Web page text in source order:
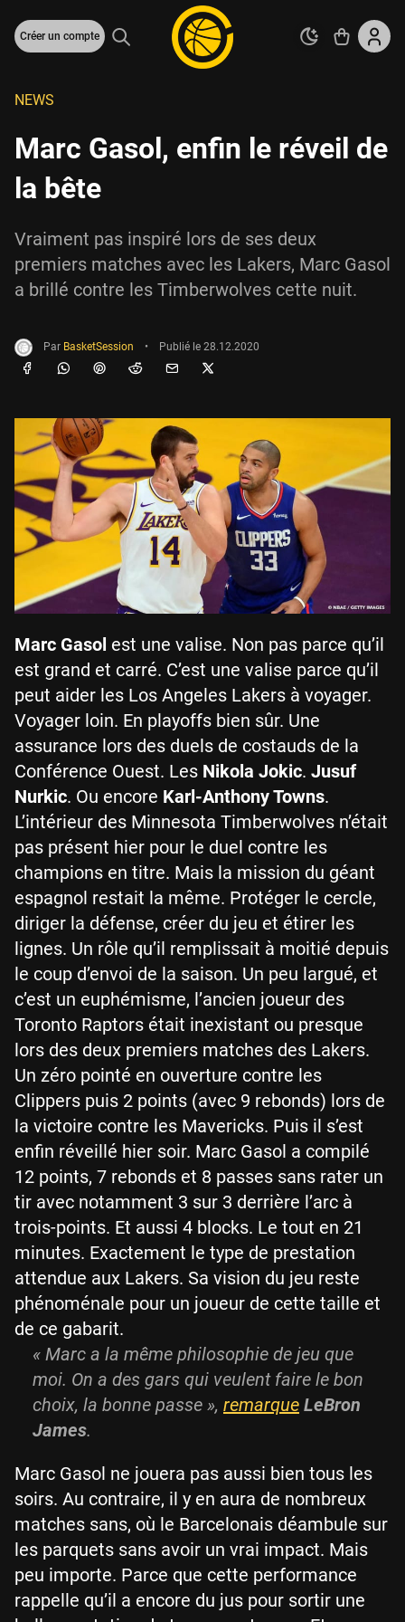
Créer un compte
NEWS
Marc Gasol, enfin le réveil de
la bête
Vraiment pas inspiré lors de ses deux
premiers matches avec les Lakers, Marc Gasol
a brillé contre les Timberwolves cette nuit.
Par BasketSession • Publié le 28.12.2020
Marc Gasol est une valise. Non pas parce qu’il
est grand et carré. C’est une valise parce qu’il
peut aider les Los Angeles Lakers à voyager.
Voyager loin. En playoffs bien sûr. Une
assurance lors des duels de costauds de la
Conférence Ouest. Les Nikola Jokic. Jusuf
Nurkic. Ou encore Karl-Anthony Towns.
L’intérieur des Minnesota Timberwolves n’était
pas présent hier pour le duel contre les
champions en titre. Mais la mission du géant
espagnol restait la même. Protéger le cercle,
diriger la défense, créer du jeu et étirer les
lignes. Un rôle qu’il remplissait à moitié depuis
le coup d’envoi de la saison. Un peu largué, et
c’est un euphémisme, l’ancien joueur des
Toronto Raptors était inexistant ou presque
lors des deux premiers matches des Lakers.
Un zéro pointé en ouverture contre les
Clippers puis 2 points (avec 9 rebonds) lors de
la victoire contre les Mavericks. Puis il s’est
enfin réveillé hier soir. Marc Gasol a compilé
12 points, 7 rebonds et 8 passes sans rater un
tir avec notamment 3 sur 3 derrière l’arc à
trois-points. Et aussi 4 blocks. Le tout en 21
minutes. Exactement le type de prestation
attendue aux Lakers. Sa vision du jeu reste
phénoménale pour un joueur de cette taille et
de ce gabarit.
« Marc a la même philosophie de jeu que
moi. On a des gars qui veulent faire le bon
choix, la bonne passe », remarque LeBron
James.
Marc Gasol ne jouera pas aussi bien tous les
soirs. Au contraire, il y en aura de nombreux
matches sans, où le Barcelonais déambule sur
les parquets sans avoir un vrai impact. Mais
peu importe. Parce que cette performance
rappelle qu’il a encore du jus pour sortir une